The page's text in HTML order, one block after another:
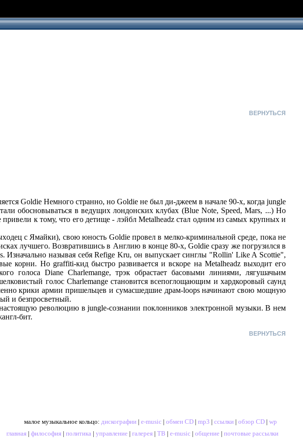
ВЕРНУТЬСЯ
Goldie Немного странно, но Goldie не был ди-джеем в начале 90-х, когда jungle
обосновываться в ведущих лондонских клубах (Blue Note, Speed, Mars, ...) Но
к тому, что его детище - лэйбл Metalheadz стал одним из самых крупных и
с Ямайки), свою юность Goldie провел в мелко-криминальной среде, пока не
лучшего. Возвратившись в Англию в конце 80-х, Goldie сразу же погрузился в
Изначально называя себя Refige Kru, он выпускает синглы "Rollin' Like A Scottie",
корни. Но graffiti-кид быстро развивается и вскоре на Metalheadz выходит его
голоса Diane Charlemange, трэк обрастает басовыми линиями, лягушачьим
голос Charlemange становится всепоглощающим и хардкоровый саунд
крики армии пришельцев и сумасшедшие драм-loops начинают свою мощную
и безпросветный.
революцию в jungle-сознании поклонников электронной музыки. В нем
бит.
ВЕРНУТЬСЯ
малое музыкальное кольцо: дискографии | e-music | обмен CD | mp3 | ссылки | обзор CD | wp
главная | философия | политика | управление | галерея | ТВ | e-music | общение | почтовые рассылки